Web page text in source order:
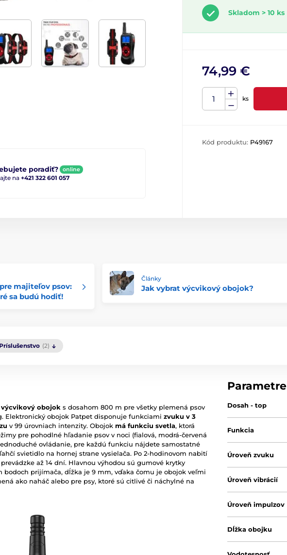
poradiť? online
na +421 322 601 057
Skladom > 10 ks
74,99 €
ks
Kód produktu: P49167
majiteľov psov:
sa budú hodiť!
Články
Jak vybrat výcvikový obojok?
Príslušenstvo (2)
obojok s dosahom 800 m pre všetky plemená psov
Elektronický obojok Patpet disponuje funkciami zvuku v 3
v 99 úrovniach intenzity. Obojok má funkciu svetla, ktorá
pre pohodlné hľadanie psov v noci (fialová, modrá-červená
ovládanie, pre každú funkciu nájdete samostatné
svietidlo na hornej strane vysielača. Po 2-hodinovom nabití
až 14 dní. Hlavnou výhodou sú gumové krytky
bodoch prijímača, dĺžka je 9 mm, vďaka čomu je obojok veľmi
ako naháč alebo pre psy, ktoré sú citlivé či náchylné na
Parametre
Dosah - top
Funkcia
Úroveň zvuku
Úroveň vibrácií
Úroveň impulzov
Dĺžka obojku